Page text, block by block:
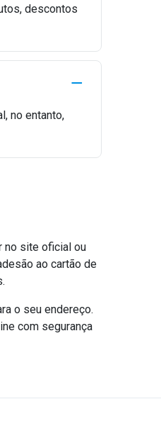
descontos
no entanto,
no site oficial ou
ao cartão de
o seu endereço.
com segurança